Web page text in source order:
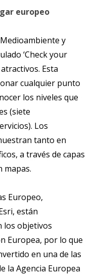
europeo
y
‘Check your
Esta
cualquier punto
los niveles que
(siete
Los
tanto en
a través de capas
mapas.
Europeo,
están
los objetivos
Europea, por lo que
en una de las
la Agencia Europea